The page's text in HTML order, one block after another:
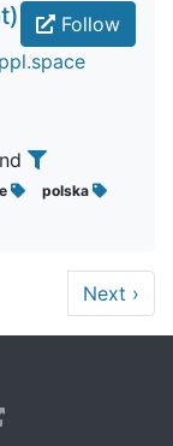
Follow
polska
Next ›